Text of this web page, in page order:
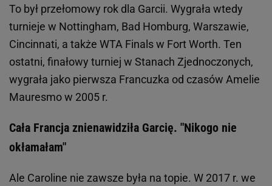
To był przełomowy rok dla Garcii. Wygrała wtedy
turnieje w Nottingham, Bad Homburg, Warszawie,
Cincinnati, a także WTA Finals w Fort Worth. Ten
ostatni, finałowy turniej w Stanach Zjednoczonych,
wygrała jako pierwsza Francuzka od czasów Amelie
Mauresmo w 2005 r.
Cała Francja znienawidziła Garcię. "Nikogo nie
okłamałam"
Ale Caroline nie zawsze była na topie. W 2017 r. we